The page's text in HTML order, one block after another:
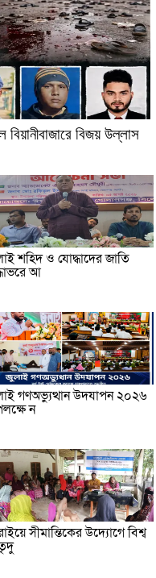
বিজয় উল্লাস
শহিদ ও যোদ্ধাদের জাতি
আ
গণঅভ্যুত্থান উদযাপন ২০২৬
ন
সীমান্তিকের উদ্যোগে বিশ্ব